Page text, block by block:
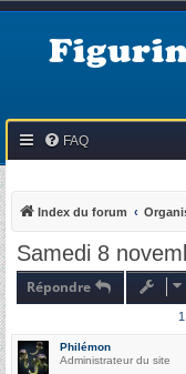
FAQ
Index du forum
Samedi 8
Répondre
Philémon
Administrateur du site